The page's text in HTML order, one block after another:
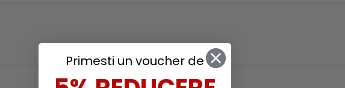
RECOMANDARI
Primesti un voucher de